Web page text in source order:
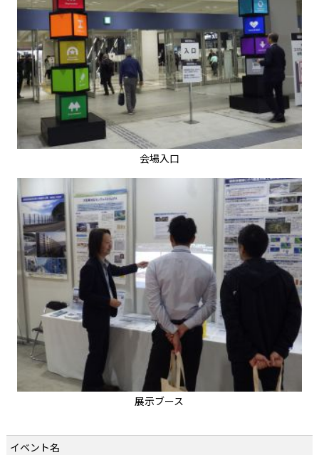
会場入口
展示ブース
イベント名